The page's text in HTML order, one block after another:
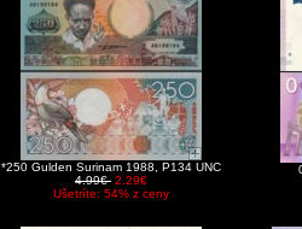
*250 Gulden Surinam 1988, P134 UNC
4.99€ 2.29€
Ušetríte: 54% z ceny